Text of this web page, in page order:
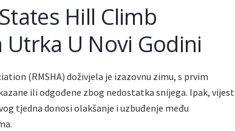
Hill Climb
U Novi Godini
(RMSHA) doživjela je izazovnu zimu, s prvim
ili odgođene zbog nedostatka snijega. Ipak, vijest
tjedna donosi olakšanje i uzbuđenje među